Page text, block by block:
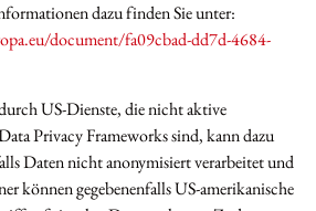
dazu finden Sie unter:
document/fa09cbad-dd7d-4684-
US-Dienste, die nicht aktive
Privacy Frameworks sind, kann dazu
Daten nicht anonymisiert verarbeitet und
können gegebenenfalls US-amerikanische